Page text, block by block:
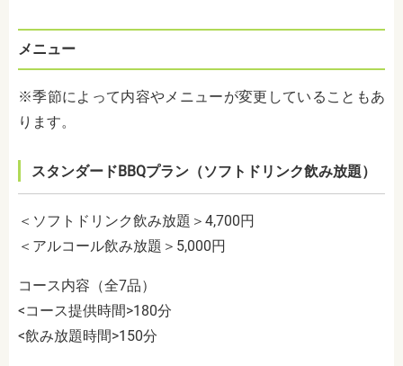
メニュー
※季節によって内容やメニューが変更していることもあ
ります。
スタンダードBBQプラン（ソフトドリンク飲み放題）
＜ソフトドリンク飲み放題＞4,700円
＜アルコール飲み放題＞5,000円
コース内容（全7品）
<コース提供時間>180分
<飲み放題時間>150分